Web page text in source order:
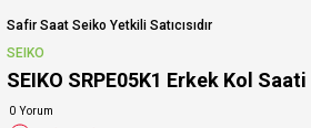
Safir Saat Seiko Yetkili Satıcısıdır
SEIKO
SEIKO SRPE05K1 Erkek Kol Saati
0 Yorum